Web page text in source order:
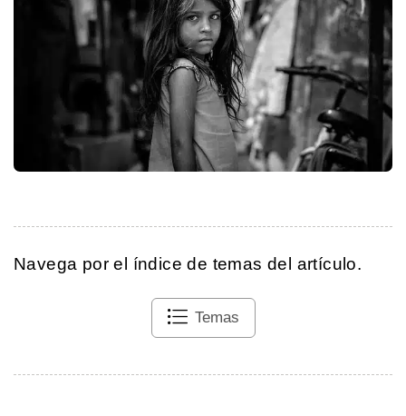
Navega por el índice de temas del artículo.
Temas